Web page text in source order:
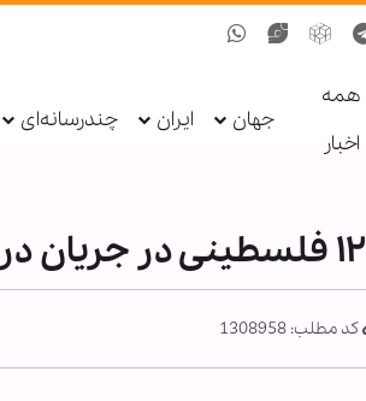
همه
اخبار
جهان ایران چندرسانه‌ای
کد مطلب: 1308958